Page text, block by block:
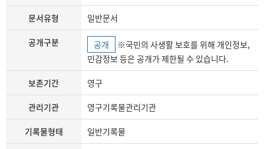
문서유형 일반문서
공개구분 공개
민감정보 등은 공개가 제한될 수 있습니다.
보존기간 영구
관리기관 영구기록물관리기관
기록물형태 일반기록물